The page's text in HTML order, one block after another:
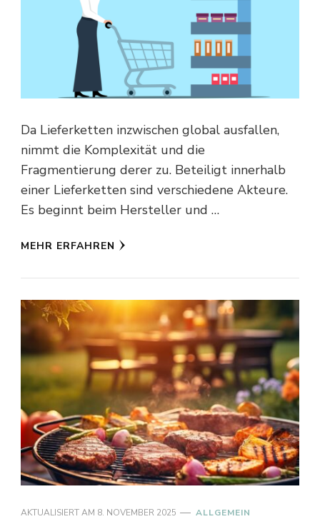
Da Lieferketten inzwischen global ausfallen,
nimmt die Komplexität und die
Fragmentierung derer zu. Beteiligt innerhalb
einer Lieferketten sind verschiedene Akteure.
Es beginnt beim Hersteller und …
MEHR ERFAHREN
AKTUALISIERT AM 8. NOVEMBER 2025 ALLGEMEIN